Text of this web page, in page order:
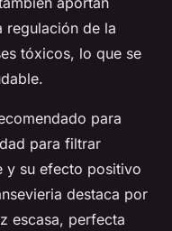
regulación de la
tóxicos, lo que se
para
para filtrar
y su efecto positivo
destaca por
escasa, perfecta